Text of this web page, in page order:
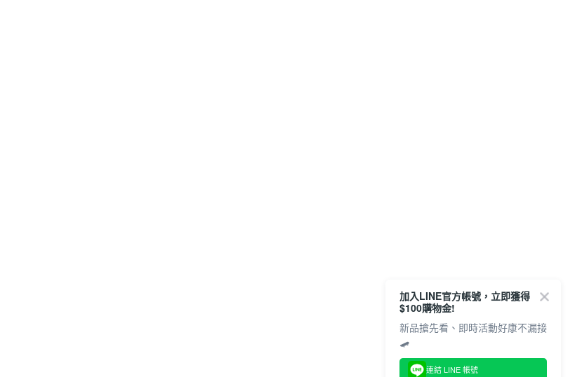
加入LINE官方帳號，立即獲得
$100購物金!
新品搶先看、即時活動好康不漏接
🛹
連結 LINE 帳號